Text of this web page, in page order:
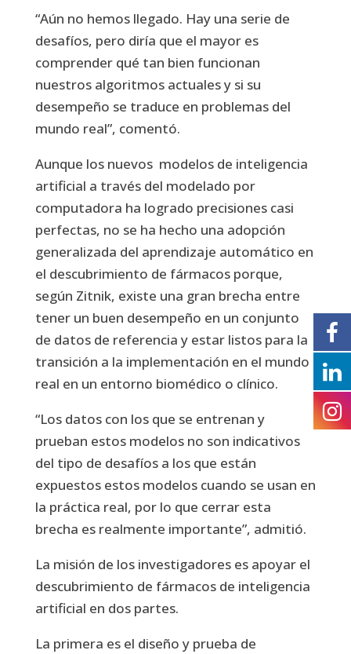
“Aún no hemos llegado. Hay una serie de
desafíos, pero diría que el mayor es
comprender qué tan bien funcionan
nuestros algoritmos actuales y si su
desempeño se traduce en problemas del
mundo real”, comentó.
Aunque los nuevos modelos de inteligencia
artificial a través del modelado por
computadora ha logrado precisiones casi
perfectas, no se ha hecho una adopción
generalizada del aprendizaje automático en
el descubrimiento de fármacos porque,
según Zitnik, existe una gran brecha entre
tener un buen desempeño en un conjunto
de datos de referencia y estar listos para la
transición a la implementación en el mundo
real en un entorno biomédico o clínico.
“Los datos con los que se entrenan y
prueban estos modelos no son indicativos
del tipo de desafíos a los que están
expuestos estos modelos cuando se usan en
la práctica real, por lo que cerrar esta
brecha es realmente importante”, admitió.
La misión de los investigadores es apoyar el
descubrimiento de fármacos de inteligencia
artificial en dos partes.
La primera es el diseño y prueba de